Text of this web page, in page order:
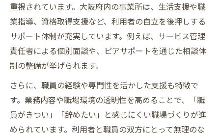
重視されています。大阪府内の事業所は、生活支援や職
業指導、資格取得支援など、利用者の自立を後押しする
サポート体制が充実しています。例えば、サービス管理
責任者による個別面談や、ピアサポートを通じた相談体
制の整備が挙げられます。
さらに、職員の経験や専門性を活かした支援も特徴で
す。業務内容や職場環境の透明性を高めることで、「職
員がきつい」「辞めたい」と感じにくい職場づくりが進
められています。利用者と職員の双方にとって無理のな